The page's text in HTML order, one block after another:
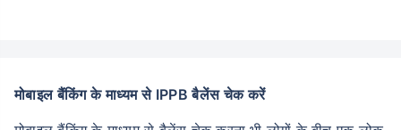
मोबाइल बैंकिंग के माध्यम से IPPB बैलेंस चेक करें